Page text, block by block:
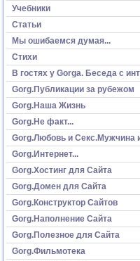
Учебники
Статьи
Мы ошибаемся думая...
Стихи
В гостях у Gorga. Беседа с
Gorg.Публикации за рубежом
Gorg.Наша Жизнь
Gorg.Не факт...
Gorg.Любовь и Секс.Мужчина
Gorg.Интернет...
Gorg.Хостинг для Сайта
Gorg.Домен для Сайта
Gorg.Конструктор Сайтов
Gorg.Наполнение Сайта
Gorg.Полезное для Сайта
Gorg.Фильмотека